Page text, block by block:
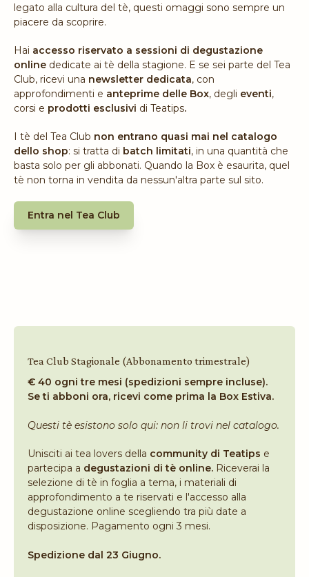
legato alla cultura del tè, questi omaggi sono sempre un
piacere da scoprire.
Hai accesso riservato a sessioni di degustazione
online dedicate ai tè della stagione. E se sei parte del Tea
Club, ricevi una newsletter dedicata, con
approfondimenti e anteprime delle Box, degli eventi,
corsi e prodotti esclusivi di Teatips.
I tè del Tea Club non entrano quasi mai nel catalogo
dello shop: si tratta di batch limitati, in una quantità che
basta solo per gli abbonati. Quando la Box è esaurita, quel
tè non torna in vendita da nessun'altra parte sul sito.
Entra nel Tea Club
Tea Club Stagionale (Abbonamento trimestrale)
€ 40 ogni tre mesi (spedizioni sempre incluse).
Se ti abboni ora, ricevi come prima la Box Estiva.
Questi tè esistono solo qui: non li trovi nel catalogo.
Unisciti ai tea lovers della community di Teatips e
partecipa a degustazioni di tè online. Riceverai la
selezione di tè in foglia a tema, i materiali di
approfondimento a te riservati e l'accesso alla
degustazione online scegliendo tra più date a
disposizione. Pagamento ogni 3 mesi.
Spedizione dal 23 Giugno.